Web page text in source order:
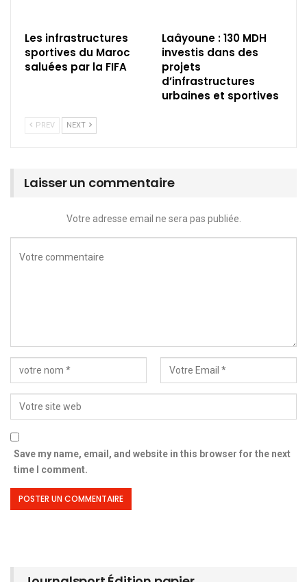
Les infrastructures
sportives du Maroc
saluées par la FIFA
Laâyoune : 130 MDH
investis dans des
projets
d’infrastructures
urbaines et sportives
PREV NEXT
Laisser un commentaire
Votre adresse email ne sera pas publiée.
Save my name, email, and website in this browser for the next
time I comment.